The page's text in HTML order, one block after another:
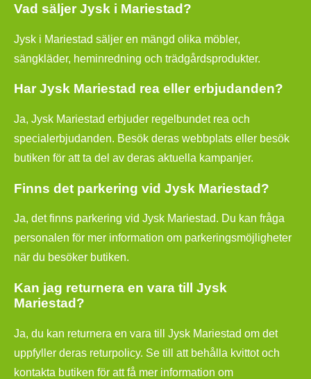
Vad säljer Jysk i Mariestad?
Jysk i Mariestad säljer en mängd olika möbler,
sängkläder, heminredning och trädgårdsprodukter.
Har Jysk Mariestad rea eller erbjudanden?
Ja, Jysk Mariestad erbjuder regelbundet rea och
specialerbjudanden. Besök deras webbplats eller besök
butiken för att ta del av deras aktuella kampanjer.
Finns det parkering vid Jysk Mariestad?
Ja, det finns parkering vid Jysk Mariestad. Du kan fråga
personalen för mer information om parkeringsmöjligheter
när du besöker butiken.
Kan jag returnera en vara till Jysk
Mariestad?
Ja, du kan returnera en vara till Jysk Mariestad om det
uppfyller deras returpolicy. Se till att behålla kvittot och
kontakta butiken för att få mer information om